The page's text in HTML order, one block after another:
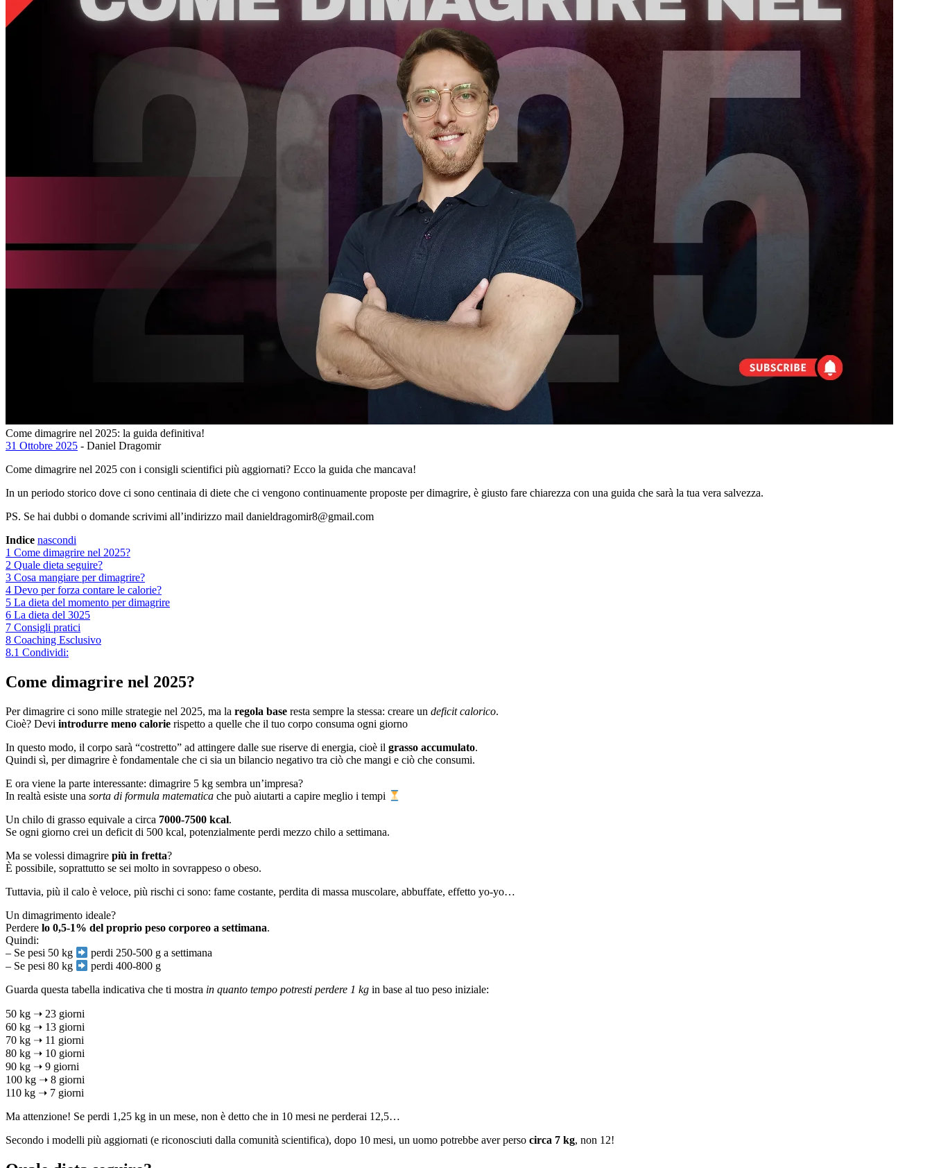
Come dimagrire nel 2025: la guida definitiva!
31 Ottobre 2025 - Daniel Dragomir
Come dimagrire nel 2025 con i consigli scientifici più aggiornati? Ecco la guida che mancava!
In un periodo storico dove ci sono centinaia di diete che ci vengono continuamente proposte per dimagrire, è giusto fare chiarezza con una guida che sarà la tua vera salvezza.
PS. Se hai dubbi o domande scrivimi all’indirizzo mail danieldragomir8@gmail.com
Indice nascondi
1 Come dimagrire nel 2025?
2 Quale dieta seguire?
3 Cosa mangiare per dimagrire?
4 Devo per forza contare le calorie?
5 La dieta del momento per dimagrire
6 La dieta del 3025
7 Consigli pratici
8 Coaching Esclusivo
8.1 Condividi:
Come dimagrire nel 2025?
Per dimagrire ci sono mille strategie nel 2025, ma la regola base resta sempre la stessa: creare un deficit calorico.
Cioè? Devi introdurre meno calorie rispetto a quelle che il tuo corpo consuma ogni giorno
In questo modo, il corpo sarà “costretto” ad attingere dalle sue riserve di energia, cioè il grasso accumulato.
Quindi sì, per dimagrire è fondamentale che ci sia un bilancio negativo tra ciò che mangi e ciò che consumi.
E ora viene la parte interessante: dimagrire 5 kg sembra un’impresa?
In realtà esiste una sorta di formula matematica che può aiutarti a capire meglio i tempi
Un chilo di grasso equivale a circa 7000-7500 kcal.
Se ogni giorno crei un deficit di 500 kcal, potenzialmente perdi mezzo chilo a settimana.
Ma se volessi dimagrire più in fretta?
È possibile, soprattutto se sei molto in sovrappeso o obeso.
Tuttavia, più il calo è veloce, più rischi ci sono: fame costante, perdita di massa muscolare, abbuffate, effetto yo-yo…
Un dimagrimento ideale?
Perdere lo 0,5-1% del proprio peso corporeo a settimana.
Quindi:
– Se pesi 50 kg
perdi 250-500 g a settimana
– Se pesi 80 kg
perdi 400-800 g
Guarda questa tabella indicativa che ti mostra in quanto tempo potresti perdere 1 kg in base al tuo peso iniziale:
50 kg ➝ 23 giorni
60 kg ➝ 13 giorni
70 kg ➝ 11 giorni
80 kg ➝ 10 giorni
90 kg ➝ 9 giorni
100 kg ➝ 8 giorni
110 kg ➝ 7 giorni
Ma attenzione! Se perdi 1,25 kg in un mese, non è detto che in 10 mesi ne perderai 12,5…
Secondo i modelli più aggiornati (e riconosciuti dalla comunità scientifica), dopo 10 mesi, un uomo potrebbe aver perso circa 7 kg, non 12!